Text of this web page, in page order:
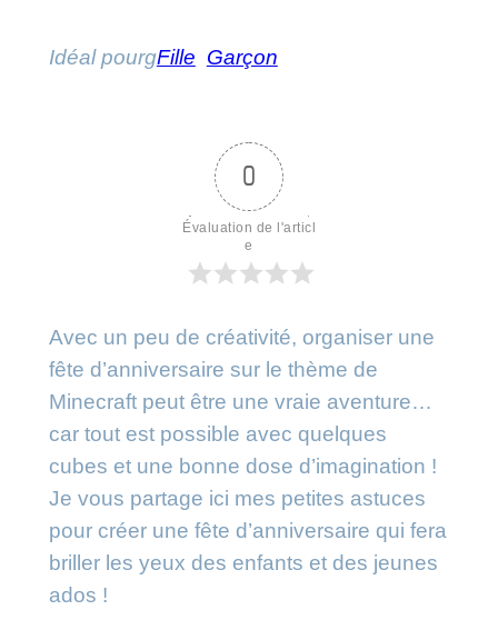
Idéal pourgFille Garçon
0
Évaluation de l'articl
e
Avec un peu de créativité, organiser une
fête d’anniversaire sur le thème de
Minecraft peut être une vraie aventure…
car tout est possible avec quelques
cubes et une bonne dose d’imagination !
Je vous partage ici mes petites astuces
pour créer une fête d’anniversaire qui fera
briller les yeux des enfants et des jeunes
ados !